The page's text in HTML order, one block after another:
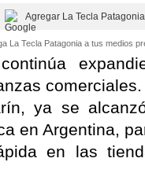
Agregar La Tecla
La Tecla Patagonia a tus medios
ya se
en Argentina,
en las